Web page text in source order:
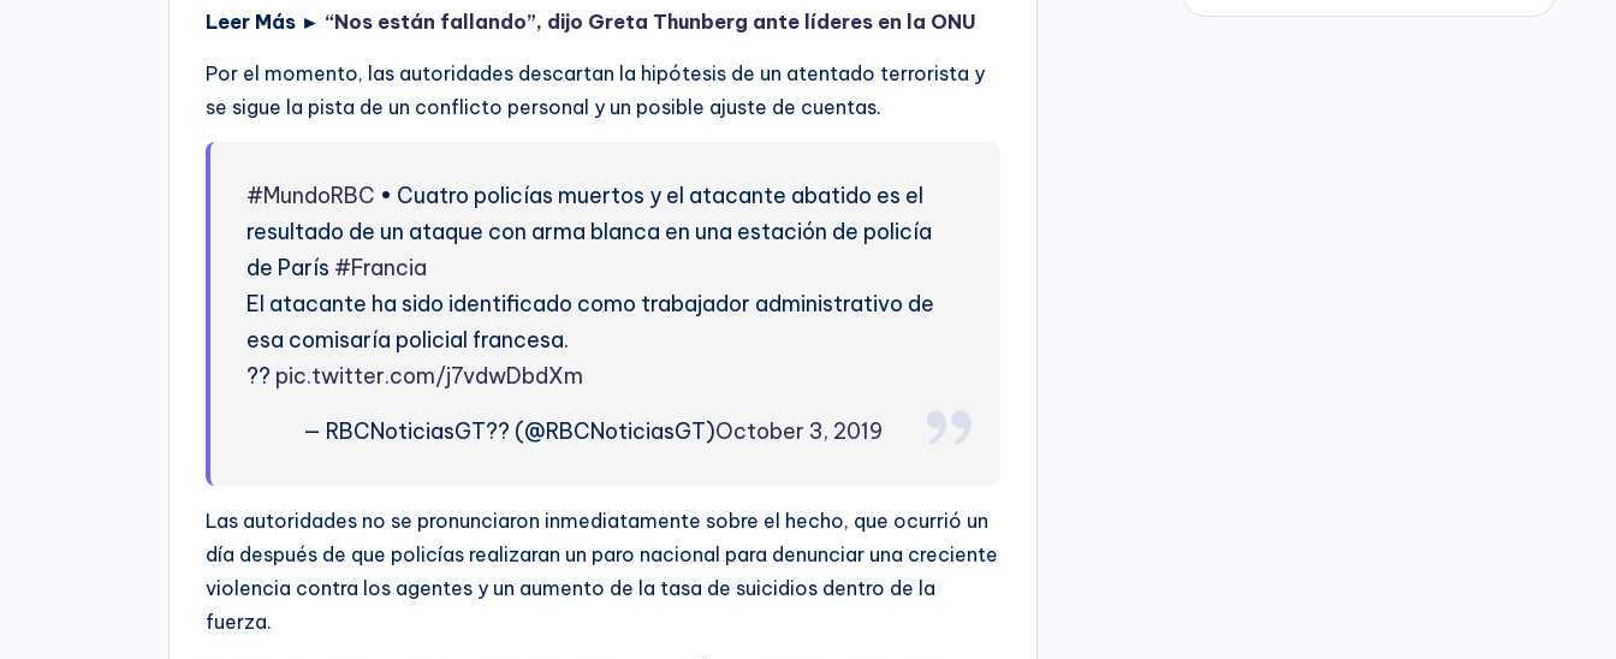
Leer Más ► “Nos están fallando”, dijo Greta Thunberg ante líderes en la ONU
Por el momento, las autoridades descartan la hipótesis de un atentado terrorista y
se sigue la pista de un conflicto personal y un posible ajuste de cuentas.
#MundoRBC • Cuatro policías muertos y el atacante abatido es el
resultado de un ataque con arma blanca en una estación de policía
de París #Francia
El atacante ha sido identificado como trabajador administrativo de
esa comisaría policial francesa.
??️ pic.twitter.com/j7vdwDbdXm
— RBCNoticiasGT?? (@RBCNoticiasGT)October 3, 2019
Las autoridades no se pronunciaron inmediatamente sobre el hecho, que ocurrió un
día después de que policías realizaran un paro nacional para denunciar una creciente
violencia contra los agentes y un aumento de la tasa de suicidios dentro de la
fuerza.